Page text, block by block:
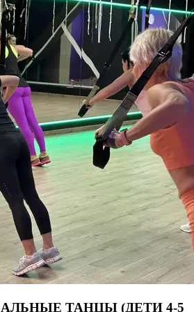
весом исключает осевую нагрузку
поэтому тренажер TRX станет
а также тех, кто предпочитает
Продолжительность тренировки
ТАНЦЫ (ДЕТИ 4-5